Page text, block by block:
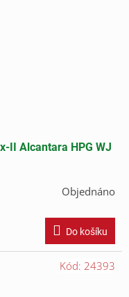
II Alcantara HPG WJ
Objednáno
Do košíku
Kód: 24393